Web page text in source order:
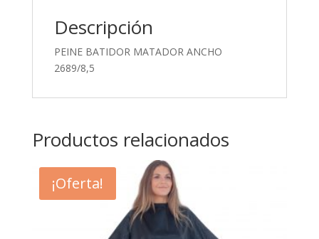
Descripción
PEINE BATIDOR MATADOR ANCHO
2689/8,5
Productos relacionados
¡Oferta!